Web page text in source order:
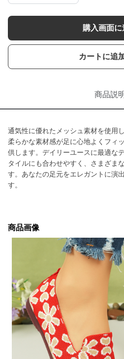
購入画面に
カートに追
商品説
通気性に優れたメッシュ素材を使用
柔らかな素材感が足に心地よくフィ
供します。デイリーユースに最適な
タイルにも合わせやすく、さまざま
す。あなたの足元をエレガントに演
す。
商品画像